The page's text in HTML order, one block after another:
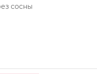
сосны